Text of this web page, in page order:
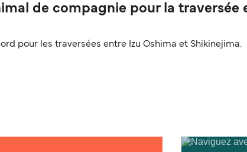
de compagnie pour la traversée
pour les traversées entre Izu Oshima et Shikinejima.